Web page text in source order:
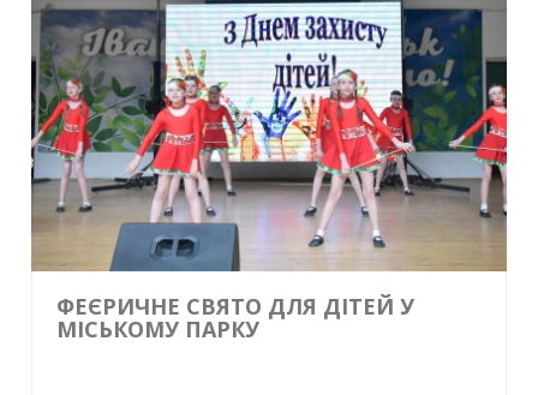
ФЕЄРИЧНЕ СВЯТО ДЛЯ ДІТЕЙ У
МІСЬКОМУ ПАРКУ